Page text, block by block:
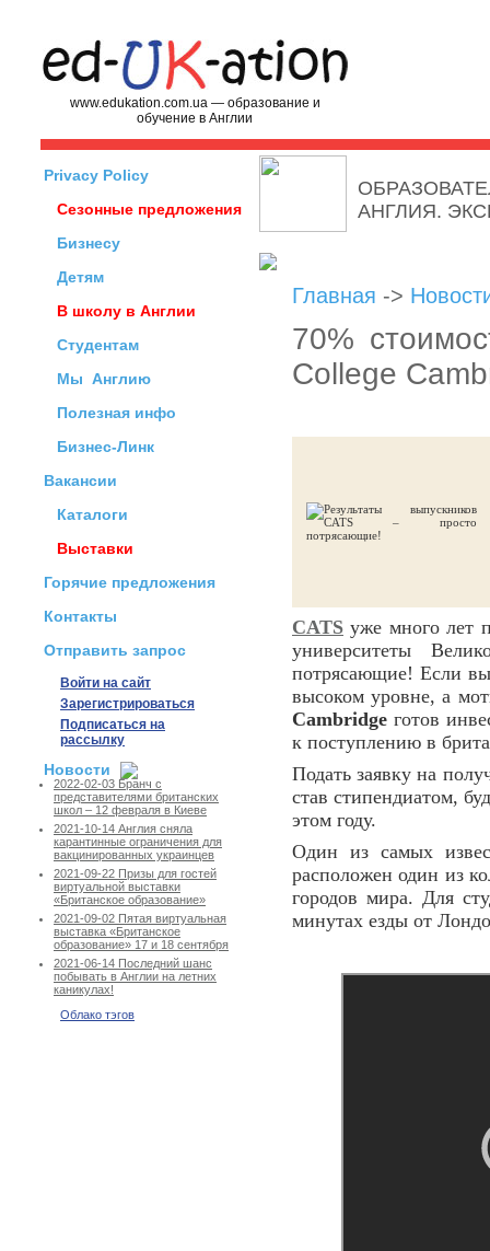
www.edukation.com.ua — образование и
обучение в Англии
Privacy Policy
Сезонные предложения
Бизнесу
Детям
В школу в Англии
Студентам
Мы Англию
Полезная инфо
Бизнес-Линк
Вакансии
Каталоги
Выставки
Горячие предложения
Контакты
Отправить запрос
Войти на сайт
Зарегистрироваться
Подписаться на
рассылку
Новости
2022-02-03 Бранч с
представителями британских
школ – 12 февраля в Киеве
2021-10-14 Англия сняла
карантинные ограничения для
вакцинированных украинцев
2021-09-22 Призы для гостей
виртуальной выставки
«Британское образование»
2021-09-02 Пятая виртуальная
выставка «Британское
образование» 17 и 18 сентября
2021-06-14 Последний шанс
побывать в Англии на летних
каникулах!
Облако тэгов
АНГЛИЯ.
Главная ->
70%
College
CATS уже много лет
университеты
потрясающие! Если вы
высоком уровне, а
Cambridge готов
к поступлению в
Подать заявку на
став стипендиатом,
этом году.
Один из самых
расположен один из
городов мира. Для
минутах езды от